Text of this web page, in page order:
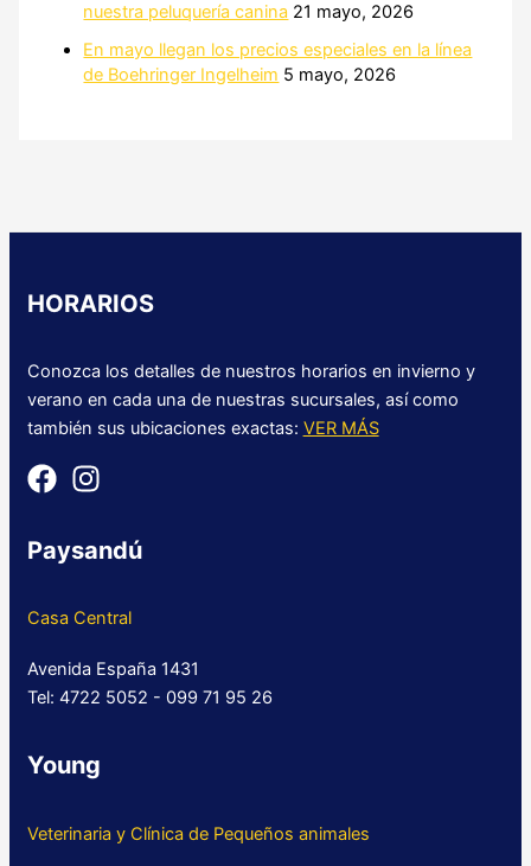
nuestra peluquería canina 21 mayo, 2026
En mayo llegan los precios especiales en la línea
de Boehringer Ingelheim 5 mayo, 2026
HORARIOS
Conozca los detalles de nuestros horarios en invierno y
verano en cada una de nuestras sucursales, así como
también sus ubicaciones exactas: VER MÁS
Paysandú
Casa Central
Avenida España 1431
Tel: 4722 5052 - 099 71 95 26
Young
Veterinaria y Clínica de Pequeños animales